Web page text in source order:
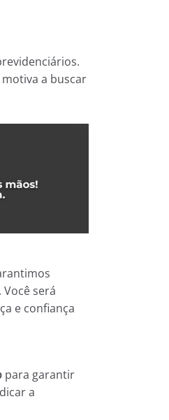
a buscar
será
e confiança
para garantir
a